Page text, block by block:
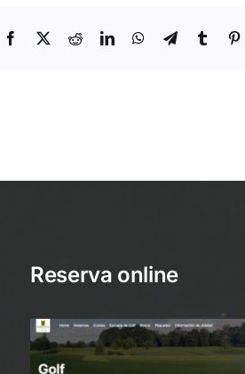
Facebook
X RedditLinkedInWhatsApp
TelegramTumblr
Reserva online